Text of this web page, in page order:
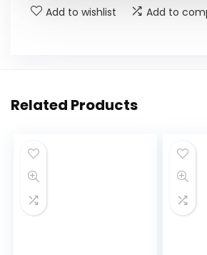
Add to wishlist Add to
Related Products